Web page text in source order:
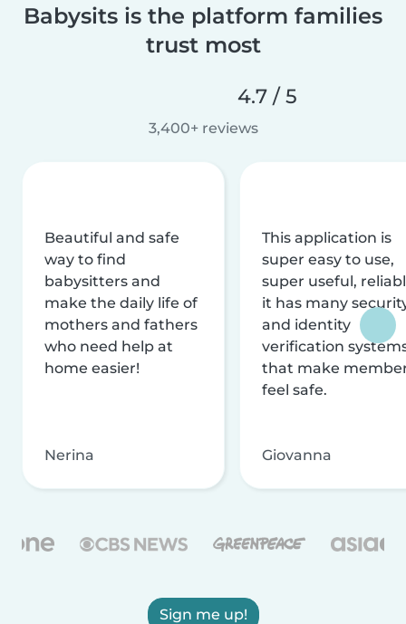
Babysits is the platform families
trust most
4.7 / 5
3,400+ reviews
Beautiful and safe
way to find
babysitters and
make the daily life of
mothers and fathers
who need help at
home easier!
Nerina
This application is
super easy to use,
super useful,
it has many
and identity
verification
that make
feel safe.
Giovanna
Sign me up!